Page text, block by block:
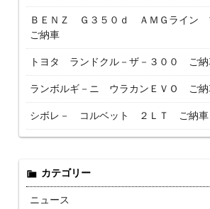
ＢＥＮＺ Ｇ３５０ｄ ＡＭＧライン
ご納車
トヨタ ランドクル－ザ－３００ ご納
ランボルギ－ニ ウラカンＥＶＯ ご納
シボレ－ コルベット ２ＬＴ ご納車
カテゴリー
ニュース